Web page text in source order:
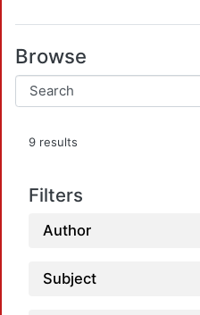
Browse
9 results
Filters
Author
Subject